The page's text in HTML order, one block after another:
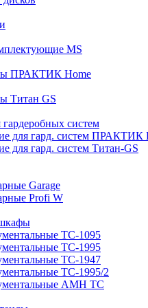
MS
ПРАКТИК Home
Титан GS
систем
для гард. систем ПРАКТИК
для гард. систем Титан-GS
Garage
Profi W
TC-1095
TC-1995
TC-1947
TC-1995/2
AMH TC